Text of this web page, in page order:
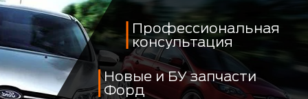
Профессиональная
консультация
Новые и БУ запчасти
Форд